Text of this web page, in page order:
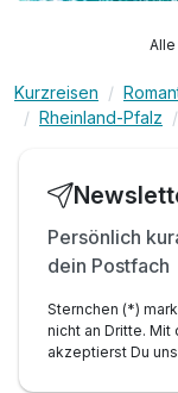
Kurzreisen
Rheinland-Pfalz
Persönlich
dein Postfach
Sternchen (*)
nicht an Dritte. Mit
akzeptierst Du